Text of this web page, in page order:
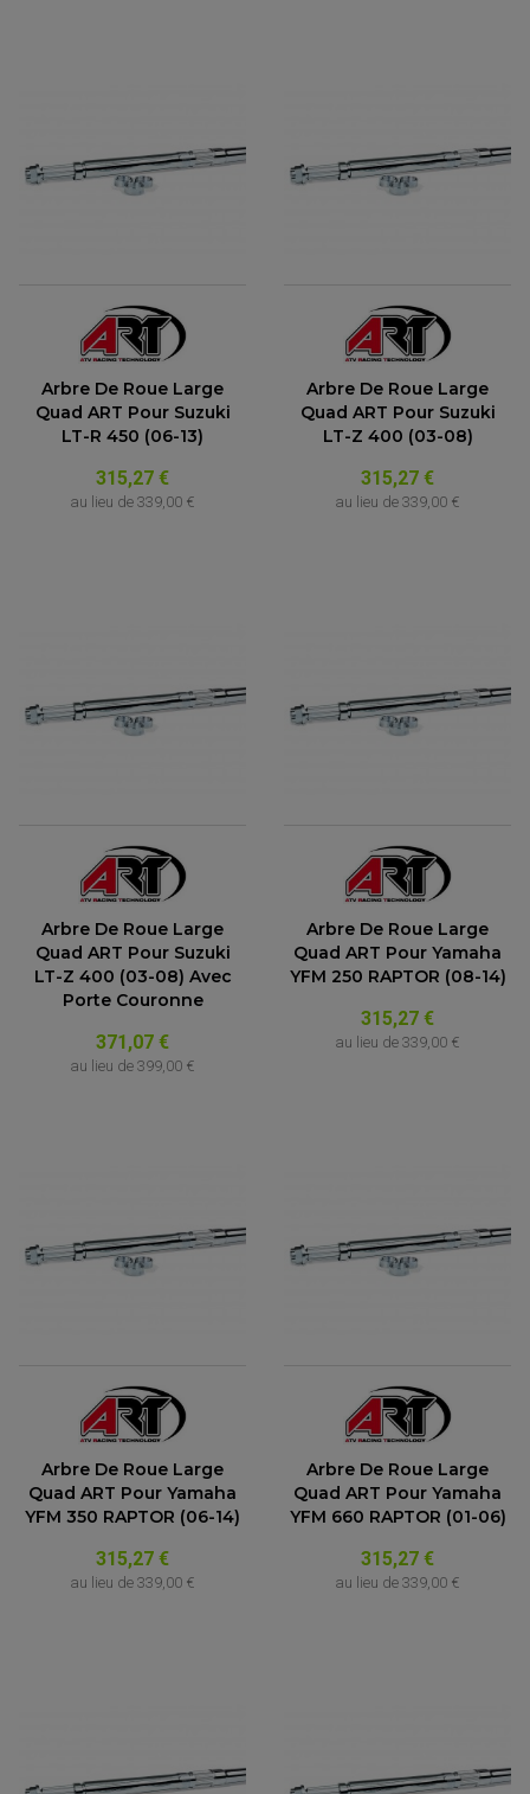
ATELIER, PADDOCK, STAND
ANTIPARASITE NGK
BOUGIE NGK
Arbre De Roue Large
Quad ART Pour Suzuki
LT-R 450 (06-13)
315,27 €
au lieu de 339,00 €
Arbre De Roue Large
Quad ART Pour Suzuki
LT-Z 400 (03-08)
315,27 €
au lieu de 339,00 €
Arbre De Roue Large
Quad ART Pour Suzuki
LT-Z 400 (03-08) Avec
Porte Couronne
371,07 €
au lieu de 399,00 €
Arbre De Roue Large
Quad ART Pour Yamaha
YFM 250 RAPTOR (08-14)
315,27 €
au lieu de 339,00 €
Arbre De Roue Large
Quad ART Pour Yamaha
YFM 350 RAPTOR (06-14)
315,27 €
au lieu de 339,00 €
Arbre De Roue Large
Quad ART Pour Yamaha
YFM 660 RAPTOR (01-06)
315,27 €
au lieu de 339,00 €